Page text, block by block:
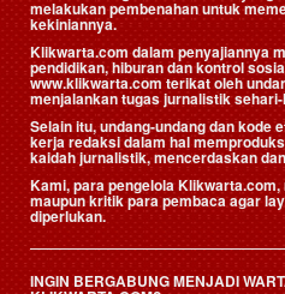
melakukan pembenahan untuk
kekiniannya.
Klikwarta.com dalam penyajiannya
pendidikan, hiburan dan kontrol
www.klikwarta.com terikat oleh
menjalankan tugas jurnalistik
Selain itu, undang-undang dan kode
kerja redaksi dalam hal
kaidah jurnalistik, mencerdaskan
Kami, para pengelola
maupun kritik para pembaca agar
diperlukan.
INGIN BERGABUNG MENJADI